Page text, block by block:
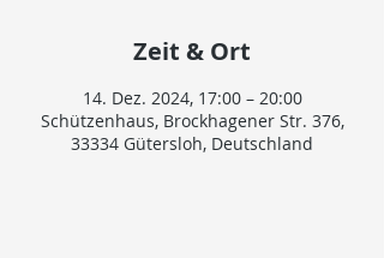
Zeit & Ort
14. Dez. 2024, 17:00 – 20:00
Schützenhaus, Brockhagener Str. 376,
33334 Gütersloh, Deutschland